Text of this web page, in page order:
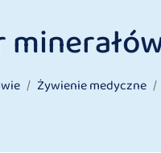
Żywienie medyczne